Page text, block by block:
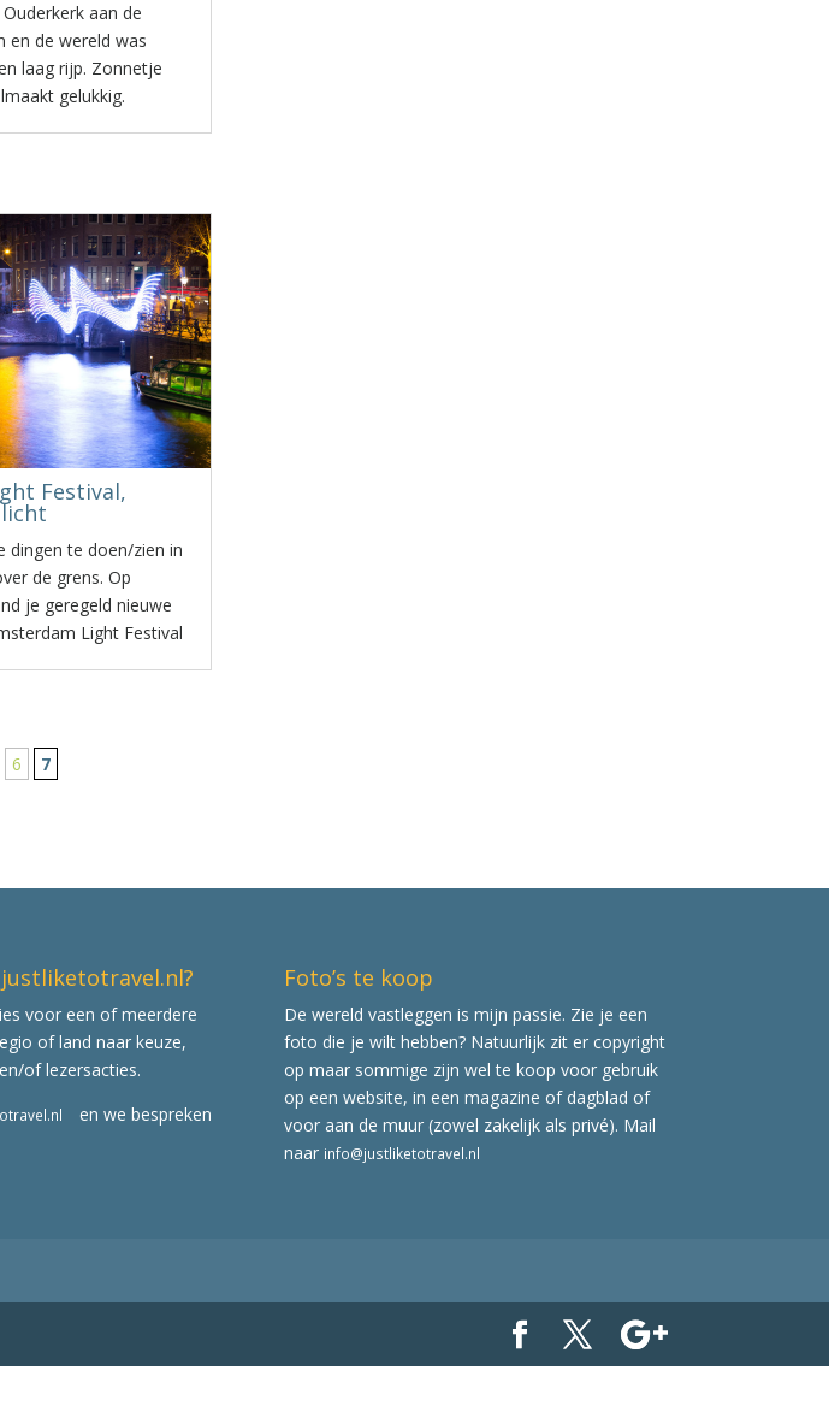
aan de
en de wereld was
laag rijp. Zonnetje
gelukkig.
Festival,
dingen te doen/zien in
de grens. Op
je geregeld nieuwe
Light Festival
6 7
voor een of meerdere
of land naar keuze,
of lezersacties.
en we bespreken
Foto’s te koop
De wereld vastleggen is mijn passie. Zie je een
foto die je wilt hebben? Natuurlijk zit er copyright
op maar sommige zijn wel te koop voor gebruik
op een website, in een magazine of dagblad of
voor aan de muur (zowel zakelijk als privé). Mail
naar info@justliketotravel.nl